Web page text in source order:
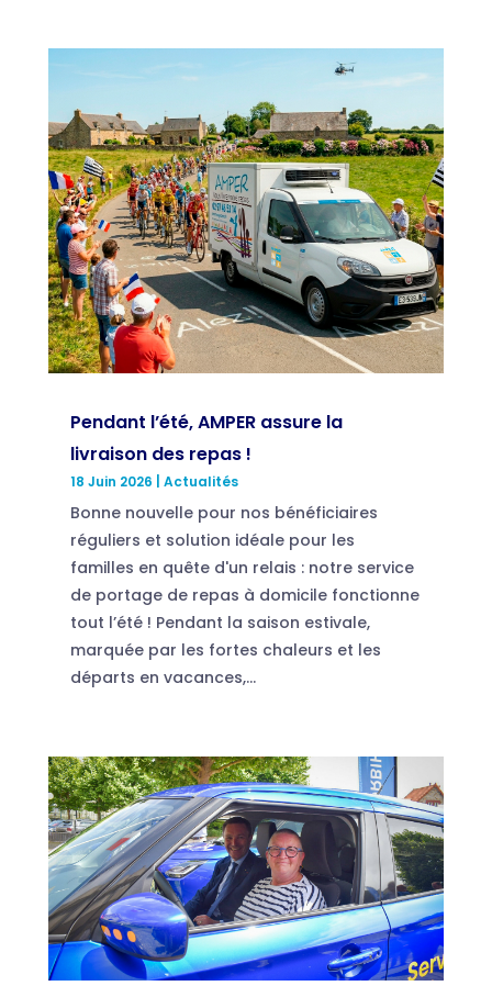
Pendant l’été, AMPER assure la
livraison des repas !
18 Juin 2026 Actualités
Bonne nouvelle pour nos bénéficiaires
réguliers et solution idéale pour les
familles en quête d'un relais : notre service
de portage de repas à domicile fonctionne
tout l’été ! Pendant la saison estivale,
marquée par les fortes chaleurs et les
départs en vacances,...